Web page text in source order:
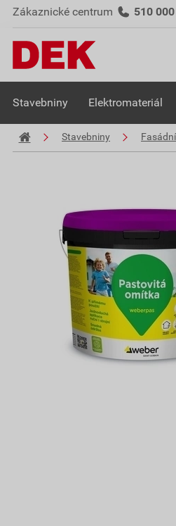
Zákaznické centrum 510
Stavebniny Elektromateriál
Stavebniny